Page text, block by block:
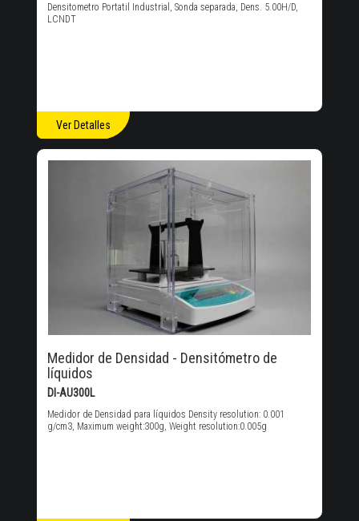
Densitometro Portatil Industrial, Sonda separada, Dens. 5.00H/D,
LCNDT
Ver Detalles
Medidor de Densidad - Densitómetro de
líquidos
DI-AU300L
Medidor de Densidad para líquidos Density resolution: 0.001
g/cm3, Maximum weight:300g, Weight resolution:0.005g